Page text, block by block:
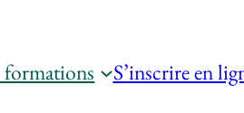
S’inscrire en